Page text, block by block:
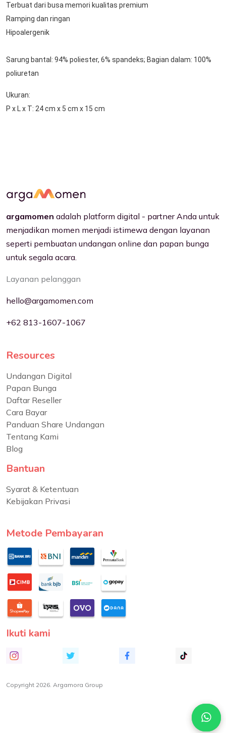
Terbuat dari busa memori kualitas premium
Ramping dan ringan
Hipoalergenik
Sarung bantal: 94% poliester, 6% spandeks; Bagian dalam: 100%
poliuretan
Ukuran:
P x L x T: 24 cm x 5 cm x 15 cm
argamomen adalah platform digital - partner Anda untuk
menjadikan momen menjadi istimewa dengan layanan
seperti pembuatan undangan online dan papan bunga
untuk segala acara.
Layanan pelanggan
hello@argamomen.com
+62 813-1607-1067
Resources
Undangan Digital
Papan Bunga
Daftar Reseller
Cara Bayar
Panduan Share Undangan
Tentang Kami
Blog
Bantuan
Syarat & Ketentuan
Kebijakan Privasi
Metode Pembayaran
Ikuti kami
Copyright 2026. Argamora Group